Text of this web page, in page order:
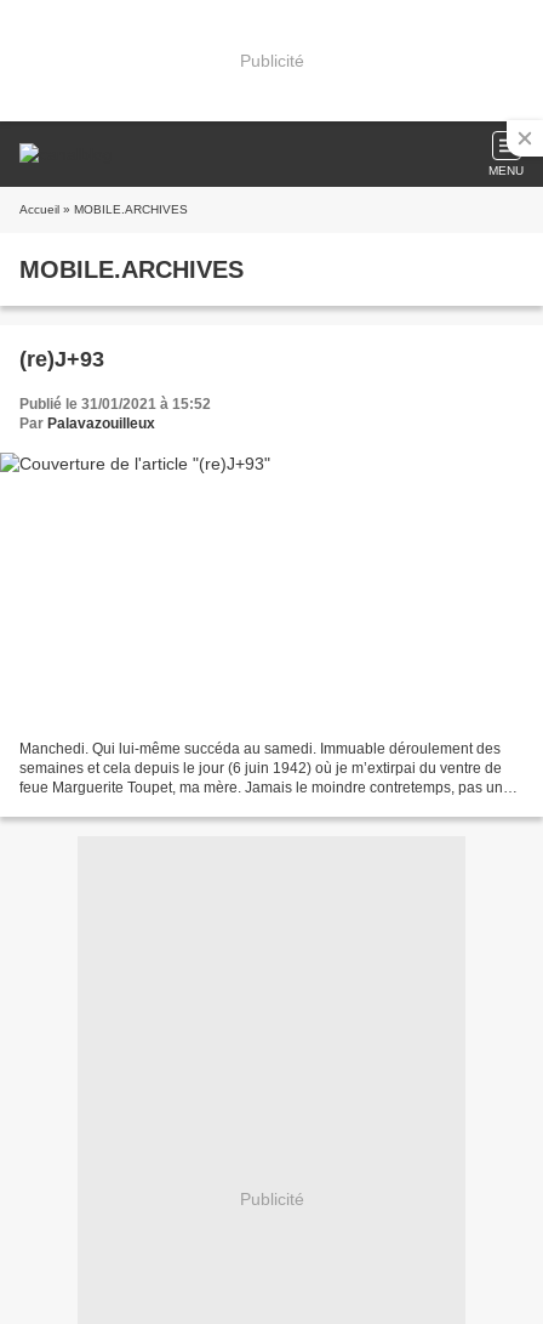
Publicité
MENU
Accueil » MOBILE.ARCHIVES
MOBILE.ARCHIVES
(re)J+93
Publié le 31/01/2021 à 15:52
Par Palavazouilleux
Manchedi. Qui lui-même succéda au samedi. Immuable déroulement des
semaines et cela depuis le jour (6 juin 1942) où je m’extirpai du ventre de
feue Marguerite Toupet, ma mère. Jamais le moindre contretemps, pas une
Publicité